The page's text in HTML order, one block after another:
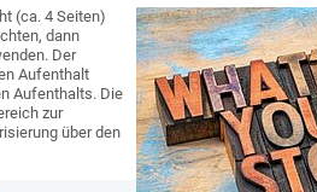
(ca. 4 Seiten)
dann
Der
Aufenthalt
Aufenthalts. Die
zur
über den